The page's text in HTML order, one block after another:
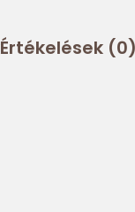
Értékelések (0)